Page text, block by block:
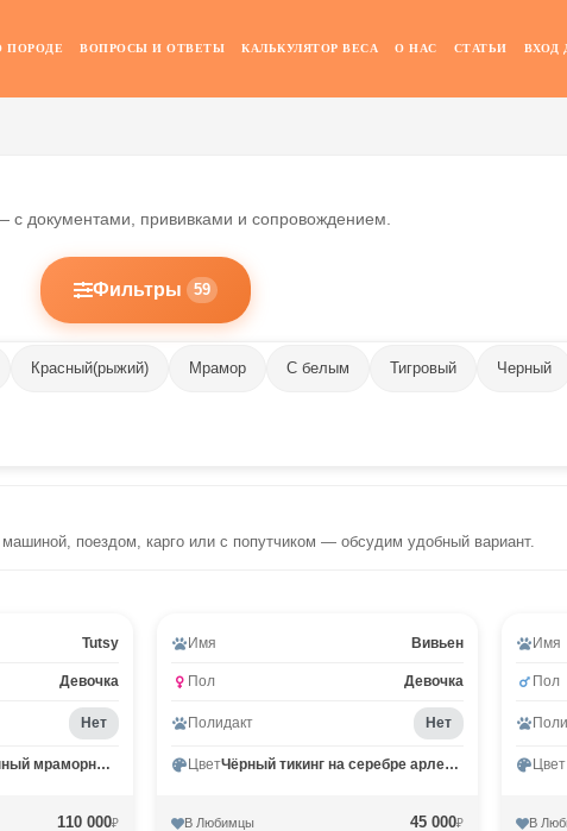
ПОРОДЕ ВОПРОСЫ И ОТВЕТЫ КАЛЬКУЛЯТОР ВЕСА О НАС СТАТЬИ ВХОД
с документами, прививками и сопровождением.
Фильтры 59
Красный(рыжий) Мрамор С белым Тигровый Черный
поездом, карго или с попутчиком — обсудим удобный вариант.
Tutsy
Девочка
Нет
Черный серебрянный мраморный MCO ns 22
110 000₽
Имя Вивьен
Пол Девочка
Полидакт Нет
Цвет Чёрный тикинг на серебре арлекин ns 25 02
В Любимцы 45 000₽
Имя
Пол
Цвет
В